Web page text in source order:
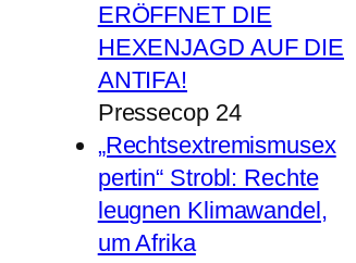
ERÖFFNET DIE
HEXENJAGD AUF DIE
ANTIFA!
Pressecop 24
„Rechtsextremismusex
pertin“ Strobl: Rechte
leugnen Klimawandel,
um Afrika